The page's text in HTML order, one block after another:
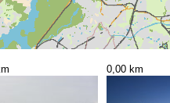
0,00 km